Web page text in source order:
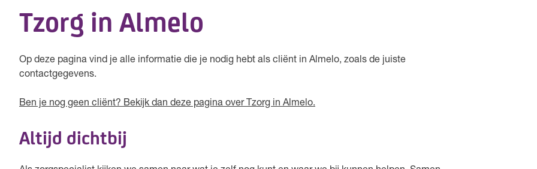
Tzorg in Almelo
Op deze pagina vind je alle informatie die je nodig hebt als cliënt in Almelo, zoals de juiste
contactgegevens.
Ben je nog geen cliënt? Bekijk dan deze pagina over Tzorg in Almelo.
Altijd dichtbij